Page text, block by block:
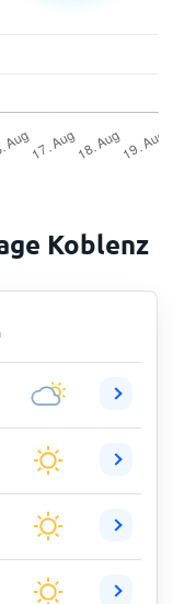
Koblenz